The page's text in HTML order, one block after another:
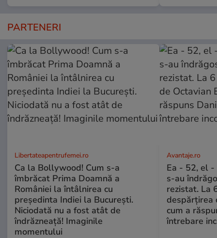
PARTENERI
Libertateapentrufemei.ro
Ca la Bollywood! Cum s-a
îmbrăcat Prima Doamnă a
României la întâlnirea cu
președinta Indiei la București.
Niciodată nu a fost atât de
îndrăzneață! Imaginile
momentului
Avantaje.ro
Ea - 52, el -
s-au
rezistat. La
despărțirea
cum a
întrebare